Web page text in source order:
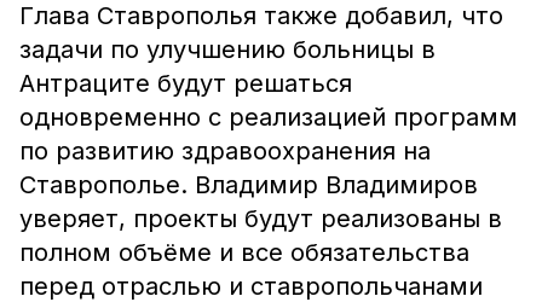
Глава Ставрополья также добавил, что
задачи по улучшению больницы в
Антраците будут решаться
одновременно с реализацией программ
по развитию здравоохранения на
Ставрополье. Владимир Владимиров
уверяет, проекты будут реализованы в
полном объёме и все обязательства
перед отраслью и ставропольчанами